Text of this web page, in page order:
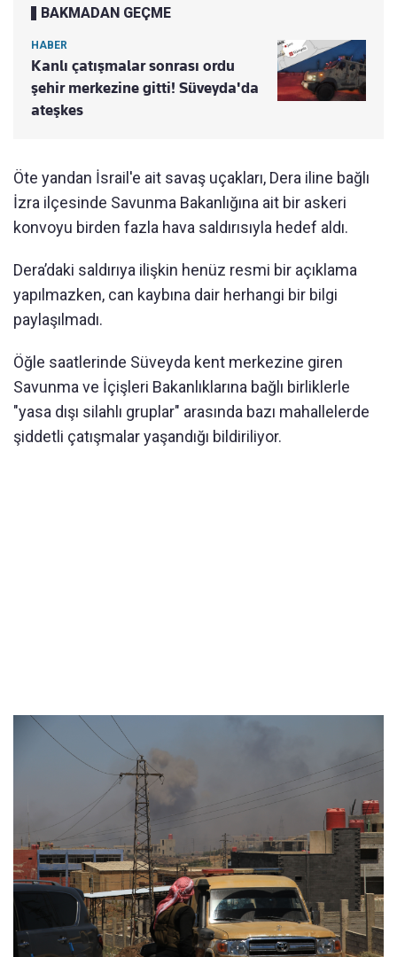
BAKMADAN GEÇME
HABER
Kanlı çatışmalar sonrası ordu
şehir merkezine gitti! Süveyda'da
ateşkes
Öte yandan İsrail'e ait savaş uçakları, Dera iline bağlı
İzra ilçesinde Savunma Bakanlığına ait bir askeri
konvoyu birden fazla hava saldırısıyla hedef aldı.
Dera’daki saldırıya ilişkin henüz resmi bir açıklama
yapılmazken, can kaybına dair herhangi bir bilgi
paylaşılmadı.
Öğle saatlerinde Süveyda kent merkezine giren
Savunma ve İçişleri Bakanlıklarına bağlı birliklerle
"yasa dışı silahlı gruplar" arasında bazı mahallelerde
şiddetli çatışmalar yaşandığı bildiriliyor.